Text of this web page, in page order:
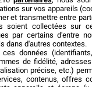
la
en
un
sur vos appareils
et transmettre entre
soient collectées sur
par certains d'entre
dans d'autres contextes.
ces données
de fidélité,
précise, etc.)
contenus, offres